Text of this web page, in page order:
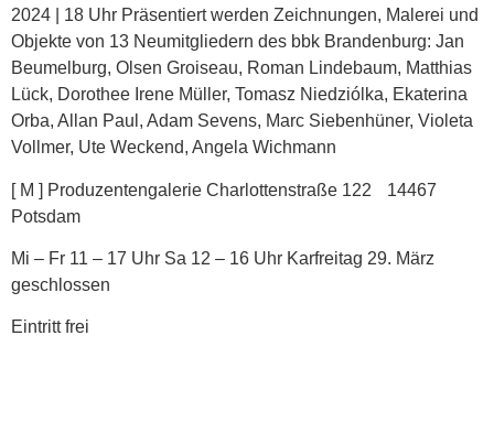
2024 | 18 Uhr Präsentiert werden Zeichnungen, Malerei und
Objekte von 13 Neumitgliedern des bbk Brandenburg: Jan
Beumelburg, Olsen Groiseau, Roman Lindebaum, Matthias
Lück, Dorothee Irene Müller, Tomasz Niedziólka, Ekaterina
Orba, Allan Paul, Adam Sevens, Marc Siebenhüner, Violeta
Vollmer, Ute Weckend, Angela Wichmann
[ M ] Produzentengalerie Charlottenstraße 122 14467
Potsdam
Mi – Fr 11 – 17 Uhr Sa 12 – 16 Uhr Karfreitag 29. März
geschlossen
Eintritt frei